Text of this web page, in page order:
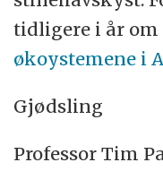
tidligere i år om
økoystemene i
Gjødsling
Professor Tim